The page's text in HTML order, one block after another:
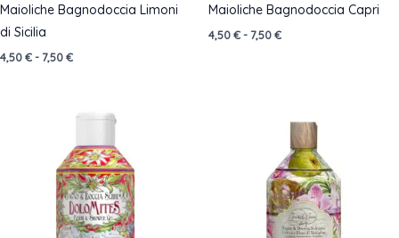
Maioliche Bagnodoccia Limoni
di Sicilia
4,50€-7,50€Fascia
4,50 €
Maioliche Bagnodoccia Capri
4,50€-7,50€Fascia
7,50 €